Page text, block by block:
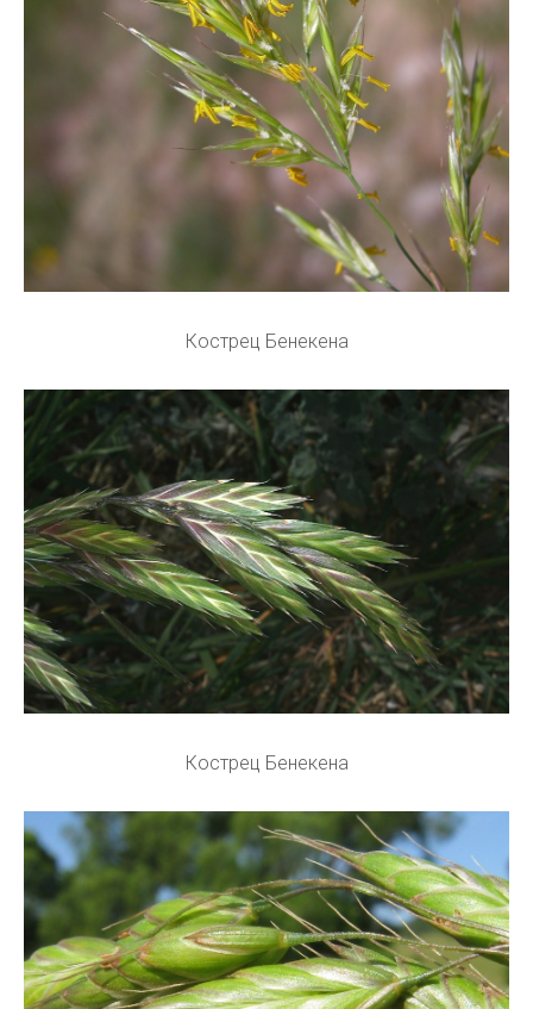
Кострец Бенекена
Кострец Бенекена